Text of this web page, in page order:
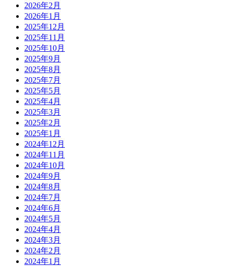
2026年2月
2026年1月
2025年12月
2025年11月
2025年10月
2025年9月
2025年8月
2025年7月
2025年5月
2025年4月
2025年3月
2025年2月
2025年1月
2024年12月
2024年11月
2024年10月
2024年9月
2024年8月
2024年7月
2024年6月
2024年5月
2024年4月
2024年3月
2024年2月
2024年1月